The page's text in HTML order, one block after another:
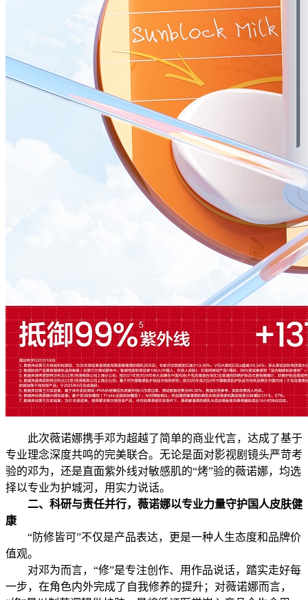
此次薇诺娜携手邓为超越了简单的商业代言，达成了基于
专业理念深度共鸣的完美联合。无论是面对影视剧镜头严苛考
验的邓为，还是直面紫外线对敏感肌的“烤”验的薇诺娜，均选
择以专业为护城河，用实力说话。
二、科研与责任并行，薇诺娜以专业力量守护国人皮肤健
康
“防修皆可”不仅是产品表达，更是一种人生态度和品牌价
值观。
对邓为而言，“修”是专注创作、用作品说话，踏实走好每
一步，在角色内外完成了自我修养的提升；对薇诺娜而言，